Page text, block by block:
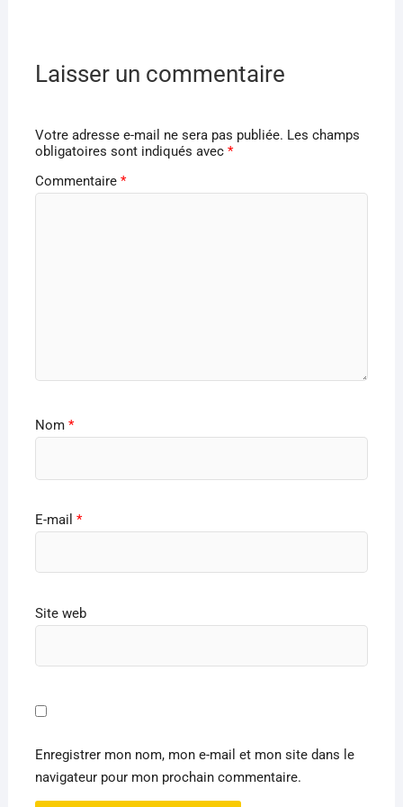
Laisser un commentaire
Votre adresse e-mail ne sera pas publiée. Les champs
obligatoires sont indiqués avec *
Commentaire *
Nom *
E-mail *
Site web
Enregistrer mon nom, mon e-mail et mon site dans le
navigateur pour mon prochain commentaire.